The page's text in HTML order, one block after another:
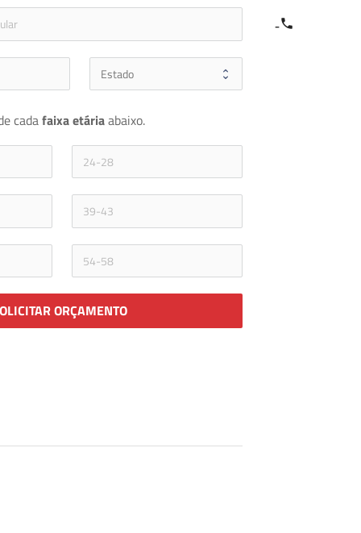
icon-phone
cada faixa etária abaixo.
ORÇAMENTO